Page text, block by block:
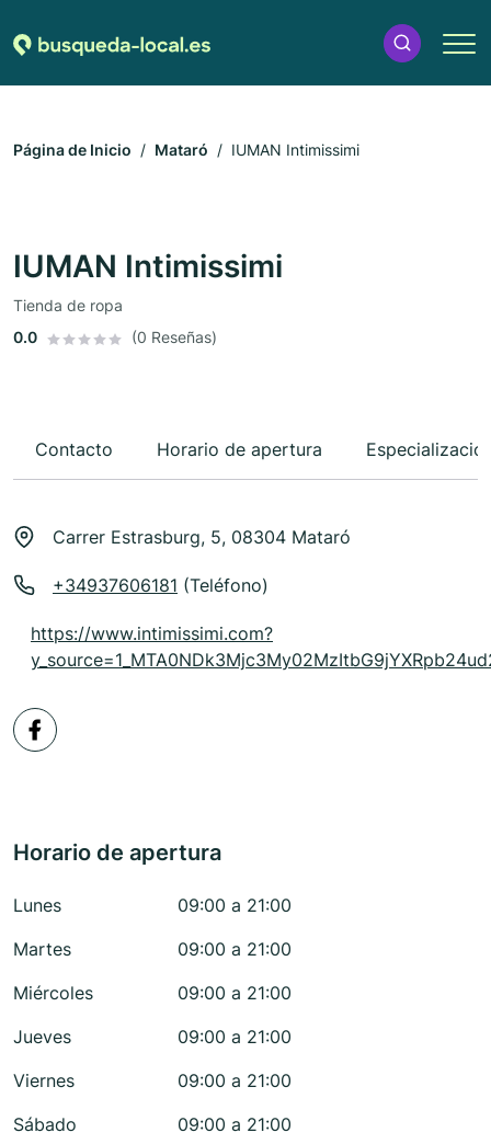
Página de Inicio Mataró IUMAN Intimissimi
IUMAN Intimissimi
Tienda de ropa
0.0
(0 Reseñas)
Contacto Horario de apertura
Carrer Estrasburg, 5, 08304 Mataró
+34937606181 (Teléfono)
https://www.intimissimi.com?
Horario de apertura
Lunes
09:00 a 21:00
Martes
09:00 a 21:00
Miércoles
09:00 a 21:00
Jueves
09:00 a 21:00
Viernes
09:00 a 21:00
Sábado
09:00 a 21:00